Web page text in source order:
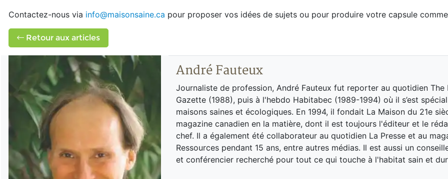
Contactez-nous via info@maisonsaine.ca pour proposer vos idées de sujets ou pour produire votre capsule
Retour aux articles
André Fauteux
Journaliste de profession, André Fauteux fut reporter au quotidien The
Gazette (1988), puis à l'hebdo Habitabec (1989-1994) où il s’est
maisons saines et écologiques. En 1994, il fondait La Maison du 21e
magazine canadien en la matière, dont il est toujours l'éditeur et le
chef. Il a également été collaborateur au quotidien La Presse et au
Ressources pendant 15 ans, entre autres médias. Il est aussi un
et conférencier recherché pour tout ce qui touche à l'habitat sain et